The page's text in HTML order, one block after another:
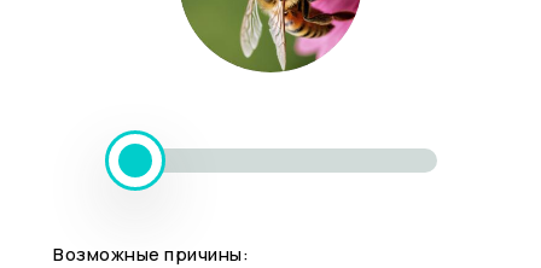
Возможные причины: